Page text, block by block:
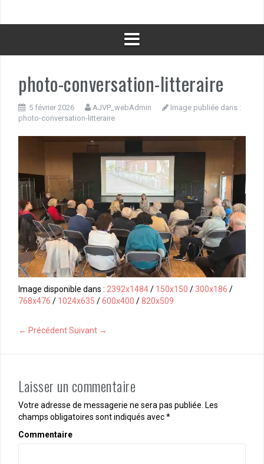
photo-conversation-litteraire
5 février 2026 AJVP_webAdmin
Image publiée dans :
photo-conversation-litteraire
Image disponible dans : 2392x1484/ 150x150 / 300x186 /
768x476 / 1024x635 /600x400 /820x509
← PrécédentSuivant →
Laisser un commentaire
Votre adresse de messagerie ne sera pas publiée. Les
champs obligatoires sont indiqués avec*
Commentaire